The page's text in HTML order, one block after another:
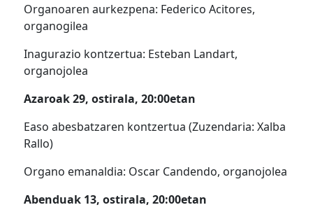
Organoaren aurkezpena: Federico Acitores,
organogilea
Inagurazio kontzertua: Esteban Landart,
organojolea
Azaroak 29, ostirala, 20:00etan
Easo abesbatzaren kontzertua (Zuzendaria: Xalba
Rallo)
Organo emanaldia: Oscar Candendo, organojolea
Abenduak 13, ostirala, 20:00etan